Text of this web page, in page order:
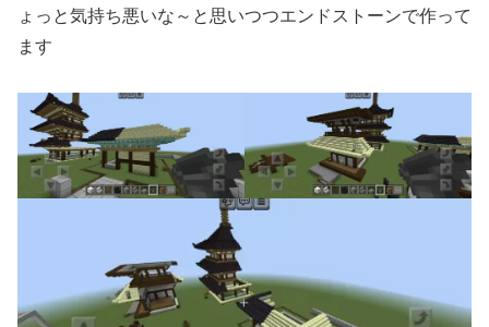
ょっと気持ち悪いな～と思いつつエンドストーンで作って
ます